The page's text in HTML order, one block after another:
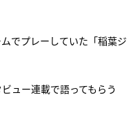
でプレーしていた「稲葉ジ
ュー連載で語ってもらう